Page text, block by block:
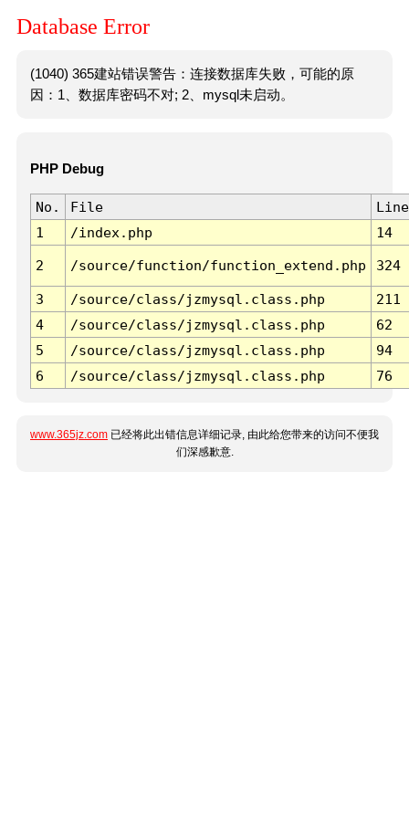
Database Error
(1040) 365建站错误警告：连接数据库失败，可能的原
因：1、数据库密码不对; 2、mysql未启动。
PHP Debug
No. File
Line
1
/index.php 14
2 /source/function/function_extend.php 324
3 /source/class/jzmysql.class.php
211
4
/source/class/jzmysql.class.php
62
5
/source/class/jzmysql.class.php
94
6
/source/class/jzmysql.class.php 76
www.365jz.com 已经将此出错信息详细记录, 由此给您带来的访问不便我
们深感歉意.